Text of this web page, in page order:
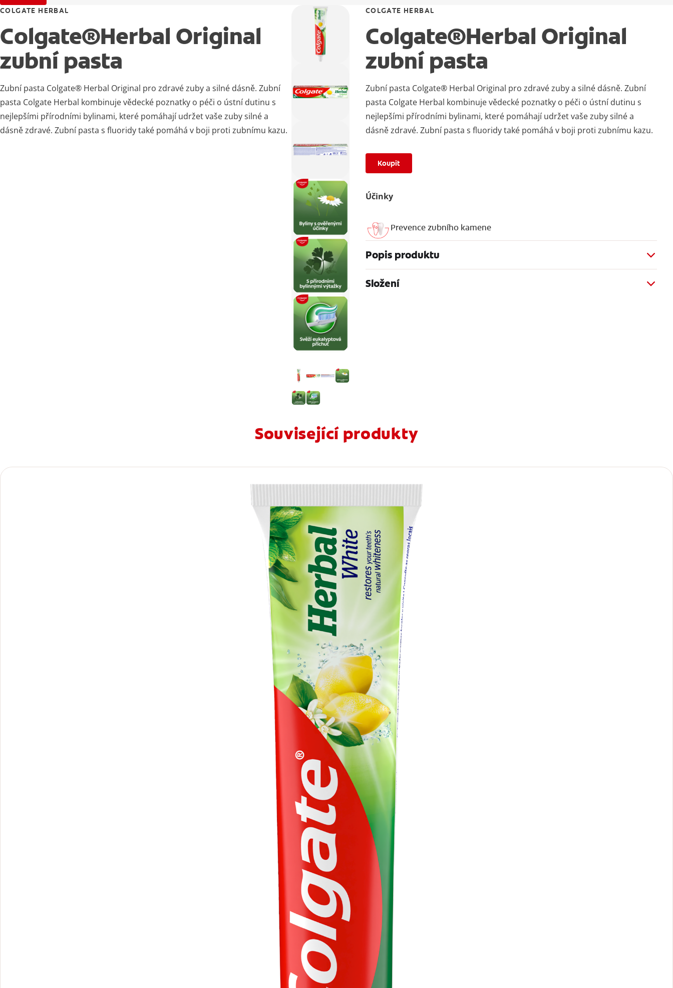
COLGATE HERBAL
Colgate®Herbal Original
zubní pasta
Zubní pasta Colgate® Herbal Original pro zdravé zuby a silné dásně. Zubní
pasta Colgate Herbal kombinuje vědecké poznatky o péči o ústní dutinu s
nejlepšími přírodními bylinami, které pomáhají udržet vaše zuby silné a
dásně zdravé. Zubní pasta s fluoridy také pomáhá v boji proti zubnímu kazu.
COLGATE HERBAL
Colgate®Herbal Original
zubní pasta
Zubní pasta Colgate® Herbal Original pro zdravé zuby a silné dásně. Zubní
pasta Colgate Herbal kombinuje vědecké poznatky o péči o ústní dutinu s
nejlepšími přírodními bylinami, které pomáhají udržet vaše zuby silné a
dásně zdravé. Zubní pasta s fluoridy také pomáhá v boji proti zubnímu kazu.
Koupit
Účinky
Prevence zubního kamene
Popis produktu
Složení
Související produkty